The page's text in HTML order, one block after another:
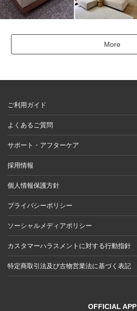
More
ご利用ガイド
よくあるご質問
サポート・アフターケア
採用情報
個人情報保護方針
プライバシーポリシー
ソーシャルメディアポリシー
カスタマーハラスメントに対する行動指針
特定商取引法及び古物営業法に基づく表記
OFFICIAL APP